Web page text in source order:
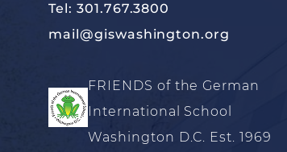
Tel: 301.767.3800
mail@giswashington.org
FRIENDS of the German
International School
Washington D.C. Est. 1969